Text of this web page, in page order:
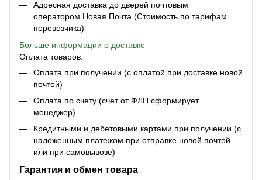
Адресная доставка до дверей почтовым
оператором Новая Почта (Стоимость по тарифам
перевозчика)
Больше информации о доставке
Оплата товаров:
Оплата при получении (с оплатой при доставке новой
почтой)
Оплата по счету (счет от ФЛП сформирует
менеджер)
Кредитными и дебетовыми картами при получении (с
наложенным платежом при отправке новой почтой
или при самовывозе)
Гарантия и обмен товара